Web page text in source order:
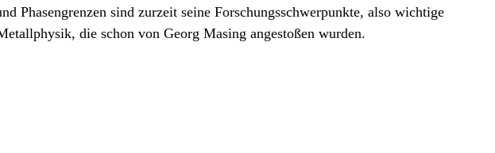
Phasengrenzen sind zurzeit seine Forschungsschwerpunkte, also wichtige
die schon von Georg Masing angestoßen wurden.